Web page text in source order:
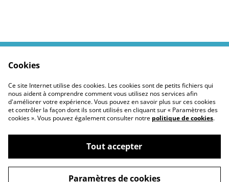
Politiques Site
Confidentialité des
cookies
©2026Moustickat Cie
Cookies
Ce site Internet utilise des cookies. Les cookies sont de petits fichiers qui
nous aident à comprendre comment vous utilisez nos services afin
d'améliorer votre expérience. Vous pouvez en savoir plus sur ces cookies
et contrôler la façon dont ils sont utilisés en cliquant sur « Paramètres des
cookies ». Vous pouvez également consulter notre politique de cookies.
Tout accepter
Paramètres de cookies